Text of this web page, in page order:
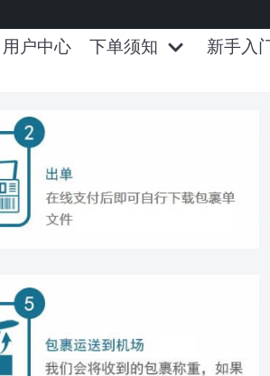
用户中心 下单须知 新手入